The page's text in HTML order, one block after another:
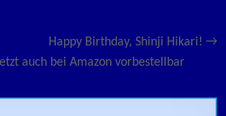
Happy Birthday, Shinji Hikari! →
auch bei Amazon vorbestellbar